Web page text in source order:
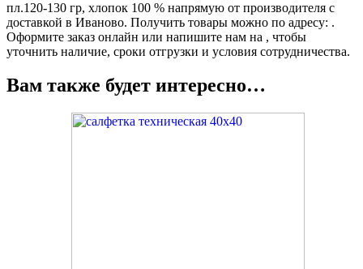
пл.120-130 гр, хлопок 100 % напрямую от производителя с
доставкой в Иваново. Получить товары можно по адресу: .
Оформите заказ онлайн или напишите нам на , чтобы
уточнить наличие, сроки отгрузки и условия сотрудничества.
Вам также будет интересно…